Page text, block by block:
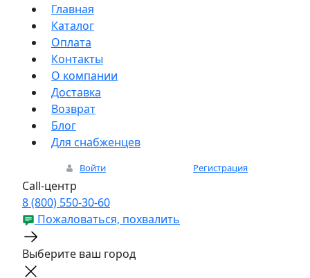
Главная
Каталог
Оплата
Контакты
О компании
Доставка
Возврат
Блог
Для снабженцев
Войти Регистрация
Call-центр
8 (800) 550-30-60
Пожаловаться, похвалить
Выберите ваш город